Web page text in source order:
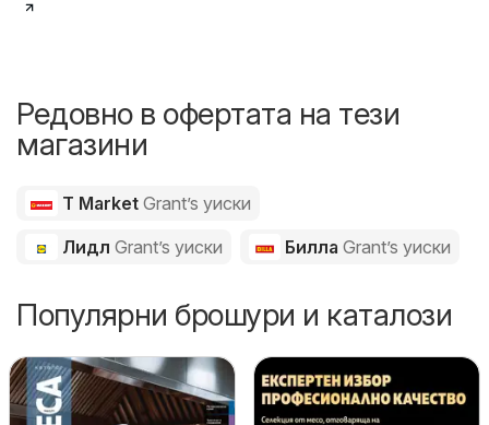
Редовно в офертата на тези
магазини
T Market Grant’s уиски
Лидл Grant’s уиски БиллаGrant’s уиски
Популярни брошури и каталози